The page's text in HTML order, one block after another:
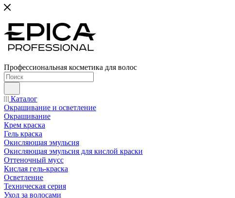
Профессиональная косметика для волос
Каталог
Окрашивание и осветление
Окрашивание
Крем краска
Гель краска
Окисляющая эмульсия
Окисляющая эмульсия для кислой краски
Оттеночный мусс
Кислая гель-краска
Осветление
Техническая серия
Уход за волосами